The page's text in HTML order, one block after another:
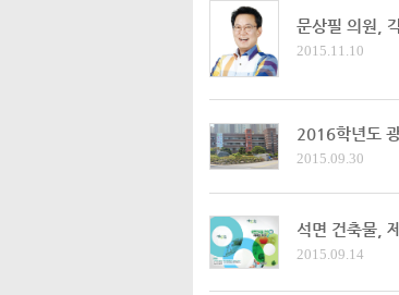
문상필 의원,
2015.11.10
2016학년도
2015.09.30
석면 건축물,
2015.09.14